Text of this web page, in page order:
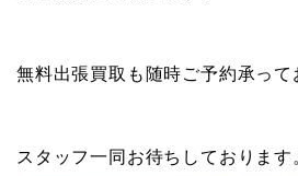
無料出張買取も随時ご予約承って
スタッフ一同お待ちしております。